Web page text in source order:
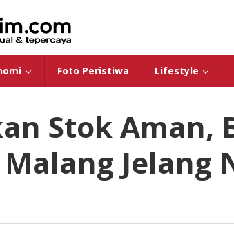
Foto Peristiwa Lifestyle
Stok Aman,
Jelang